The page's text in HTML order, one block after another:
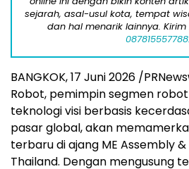
sejarah, asal-usul kota, tempat
dan hal menarik lainnya.
087815557788.
BANGKOK, 17 Juni 2026 /
Robot, pemimpin segmen
teknologi visi berbasis
pasar global, akan
terbaru di ajang ME Assembly
Thailand. Dengan mengusung